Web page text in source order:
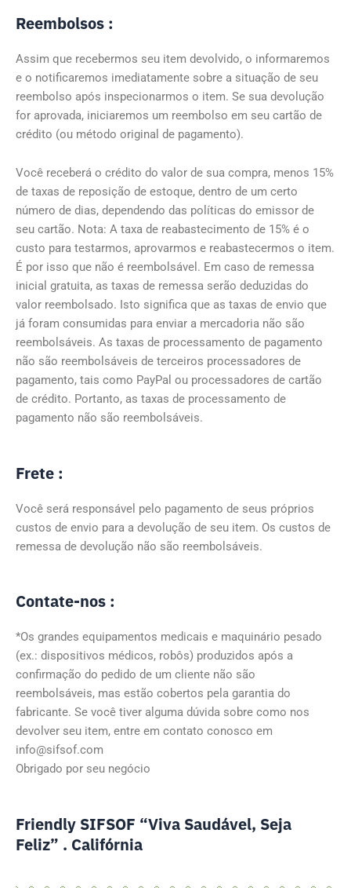
Reembolsos :
Assim que recebermos seu item devolvido, o informaremos
e o notificaremos imediatamente sobre a situação de seu
reembolso após inspecionarmos o item. Se sua devolução
for aprovada, iniciaremos um reembolso em seu cartão de
crédito (ou método original de pagamento).
Você receberá o crédito do valor de sua compra, menos 15%
de taxas de reposição de estoque, dentro de um certo
número de dias, dependendo das políticas do emissor de
seu cartão. Nota: A taxa de reabastecimento de 15% é o
custo para testarmos, aprovarmos e reabastecermos o item.
É por isso que não é reembolsável. Em caso de remessa
inicial gratuita, as taxas de remessa serão deduzidas do
valor reembolsado. Isto significa que as taxas de envio que
já foram consumidas para enviar a mercadoria não são
reembolsáveis. As taxas de processamento de pagamento
não são reembolsáveis de terceiros processadores de
pagamento, tais como PayPal ou processadores de cartão
de crédito. Portanto, as taxas de processamento de
pagamento não são reembolsáveis.
Frete :
Você será responsável pelo pagamento de seus próprios
custos de envio para a devolução de seu item. Os custos de
remessa de devolução não são reembolsáveis.
Contate-nos :
*Os grandes equipamentos medicais e maquinário pesado
(ex.: dispositivos médicos, robôs) produzidos após a
confirmação do pedido de um cliente não são
reembolsáveis, mas estão cobertos pela garantia do
fabricante. Se você tiver alguma dúvida sobre como nos
devolver seu item, entre em contato conosco em
info@sifsof.com
Obrigado por seu negócio
Friendly SIFSOF “Viva Saudável, Seja
Feliz” . Califórnia